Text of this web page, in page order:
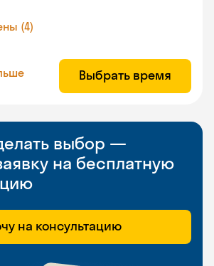
(4)
Выбрать время
выбор —
на бесплатную
на консультацию